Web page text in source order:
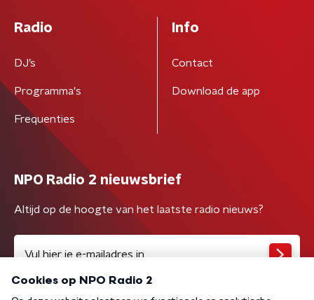
Radio
DJ’s
Programma's
Frequenties
Info
Contact
Download de app
NPO Radio 2 nieuwsbrief
Altijd op de hoogte van het laatste radio nieuws?